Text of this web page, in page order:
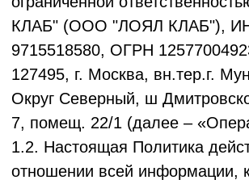
Сервиса во время использования им сайта,
расположенного по адресу www.loyalclub.ru
(далее – «Сервис»).
1.3. Использование Сервиса, включая
регистрацию, означает безоговорочное
согласие Пользователя Сервиса с
настоящей Политикой и указанными в ней
условиями обработки его персональных
данных и данных, содержащихся в
загружаемых им документах. В случае